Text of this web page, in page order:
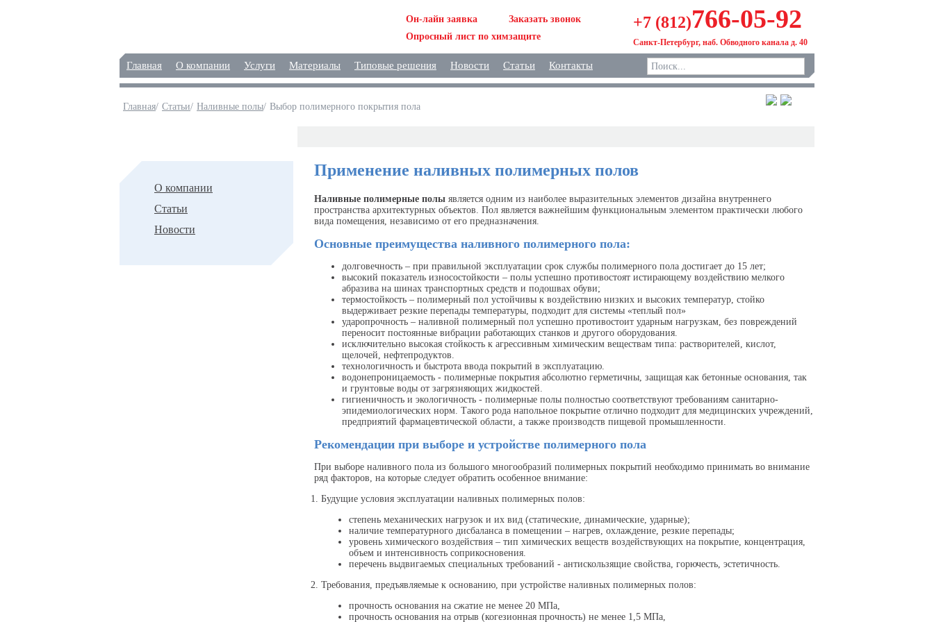
Опросный лист по химзащите
Он-лайн заявка Заказать звонок +7 (812)766-05-92
Санкт-Петербург, наб. Обводного канала д. 40
Главная О компании Услуги Материалы Типовые решения Новости Статьи Контакты
Главная/ Статьи/ Наливные полы/ Выбор полимерного покрытия пола
О компании
Статьи
Новости
Применение наливных полимерных полов
Наливные полимерные полы является одним из наиболее выразительных элементов дизайна внутреннего
пространства архитектурных объектов. Пол является важнейшим функциональным элементом практически любого
вида помещения, независимо от его предназначения.
Основные преимущества наливного полимерного пола:
долговечность – при правильной эксплуатации срок службы полимерного пола достигает до 15 лет;
высокий показатель износостойкости – полы успешно противостоят истирающему воздействию мелкого
абразива на шинах транспортных средств и подошвах обуви;
термостойкость – полимерный пол устойчивы к воздействию низких и высоких температур, стойко
выдерживает резкие перепады температуры, подходит для системы «теплый пол»
ударопрочность – наливной полимерный пол успешно противостоит ударным нагрузкам, без повреждений
переносит постоянные вибрации работающих станков и другого оборудования.
исключительно высокая стойкость к агрессивным химическим веществам типа: растворителей, кислот,
щелочей, нефтепродуктов.
технологичность и быстрота ввода покрытий в эксплуатацию.
водонепроницаемость - полимерные покрытия абсолютно герметичны, защищая как бетонные основания, так
и грунтовые воды от загрязняющих жидкостей.
гигиеничность и экологичность - полимерные полы полностью соответствуют требованиям санитарно-
эпидемиологических норм. Такого рода напольное покрытие отлично подходит для медицинских учреждений,
предприятий фармацевтической области, а также производств пищевой промышленности.
Рекомендации при выборе и устройстве полимерного пола
При выборе наливного пола из большого многообразий полимерных покрытий необходимо принимать во внимание
ряд факторов, на которые следует обратить особенное внимание:
Будущие условия эксплуатации наливных полимерных полов:
степень механических нагрузок и их вид (статические, динамические, ударные);
наличие температурного дисбаланса в помещении – нагрев, охлаждение, резкие перепады;
уровень химического воздействия – тип химических веществ воздействующих на покрытие, концентрация,
объем и интенсивность соприкосновения.
перечень выдвигаемых специальных требований - антискользящие свойства, горючесть, эстетичность.
Требования, предъявляемые к основанию, при устройстве наливных полимерных полов:
прочность основания на сжатие не менее 20 МПа,
прочность основания на отрыв (когезионная прочность) не менее 1,5 МПа,